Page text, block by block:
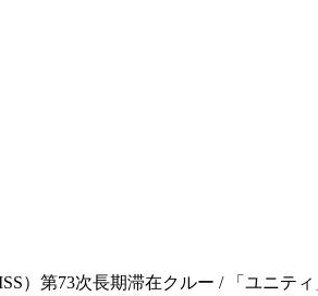
第73次長期滞在クルー / 「ユニティ